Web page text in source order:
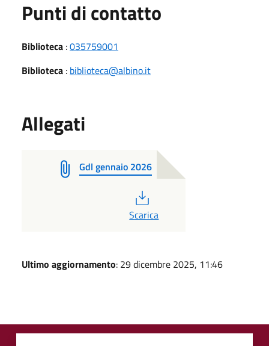
Punti di contatto
Biblioteca :035759001
Biblioteca : biblioteca@albino.it
Allegati
Gdl gennaio 2026
Scarica
Ultimo aggiornamento: 29 dicembre 2025, 11:46